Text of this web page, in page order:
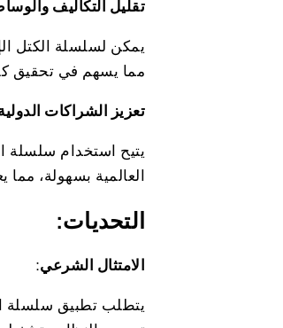
تقليل التكاليف
يمكن لسلسلة الكتل
مما يسهم في تحقيق
تعزيز الشراكات
يتيح استخدام سلسلة
العالمية بسهولة،
التحديات:
الامتثال الشرعي:
يتطلب تطبيق سلسلة